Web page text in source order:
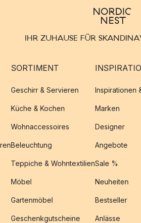
IHR ZUHAUSE FÜR
SORTIMENT
Geschirr & Servieren
Küche & Kochen
Wohnaccessoires
Beleuchtung
Teppiche & Wohntextilien
Möbel
Gartenmöbel
Geschenkgutscheine
Inspirationen
Marken
Designer
Angebote
Sale %
Neuheiten
Bestseller
Anlässe